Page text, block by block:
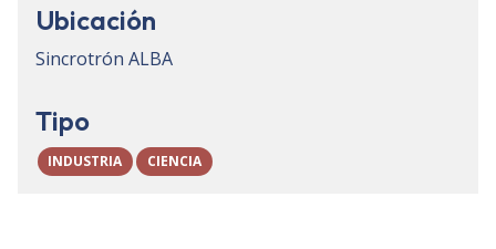
Ubicación
Sincrotrón ALBA
Tipo
INDUSTRIA CIENCIA